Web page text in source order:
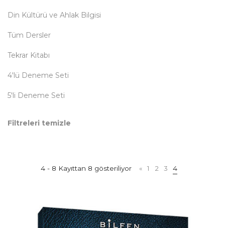
Din Kültürü ve Ahlak Bilgisi
Tüm Dersler
Tekrar Kitabı
4'lü Deneme Seti
5'li Deneme Seti
Filtreleri temizle
4 - 8 Kayıttan 8 gösteriliyor « 1 2 3 4